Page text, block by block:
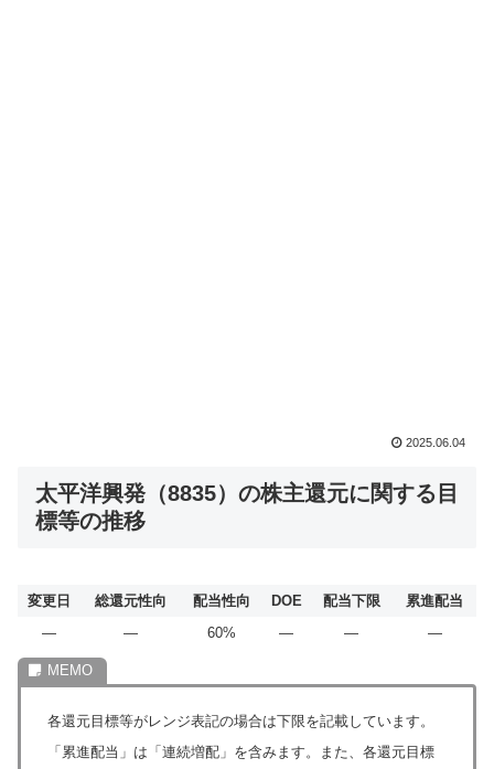
2025.06.04
太平洋興発（8835）の株主還元に関する目
標等の推移
変更日 総還元性向 配当性向 DOE 配当下限
累進配当
―
― 60% ― ― ―
各還元目標等がレンジ表記の場合は下限を記載しています。
「累進配当」は「連続増配」を含みます。また、各還元目標